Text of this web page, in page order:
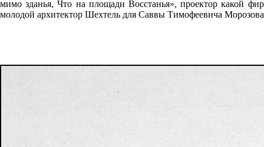
мимо зданья, Что на площади Восстанья», проектор какой
молодой архитектор Шехтель для Саввы Тимофеевича